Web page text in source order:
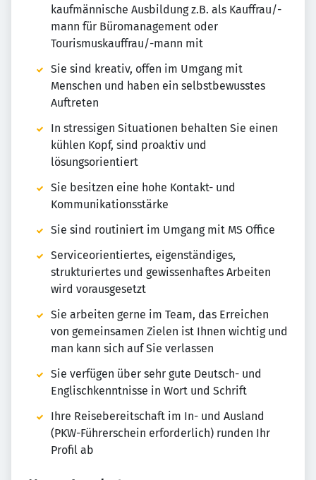
kaufmännische Ausbildung z.B. als Kauffrau/-
mann für Büromanagement oder
Tourismuskauffrau/-mann mit
Sie sind kreativ, offen im Umgang mit
Menschen und haben ein selbstbewusstes
Auftreten
In stressigen Situationen behalten Sie einen
kühlen Kopf, sind proaktiv und
lösungsorientiert
Sie besitzen eine hohe Kontakt- und
Kommunikationsstärke
Sie sind routiniert im Umgang mit MS Office
Serviceorientiertes, eigenständiges,
strukturiertes und gewissenhaftes Arbeiten
wird vorausgesetzt
Sie arbeiten gerne im Team, das Erreichen
von gemeinsamen Zielen ist Ihnen wichtig und
man kann sich auf Sie verlassen
Sie verfügen über sehr gute Deutsch- und
Englischkenntnisse in Wort und Schrift
Ihre Reisebereitschaft im In- und Ausland
(PKW-Führerschein erforderlich) runden Ihr
Profil ab